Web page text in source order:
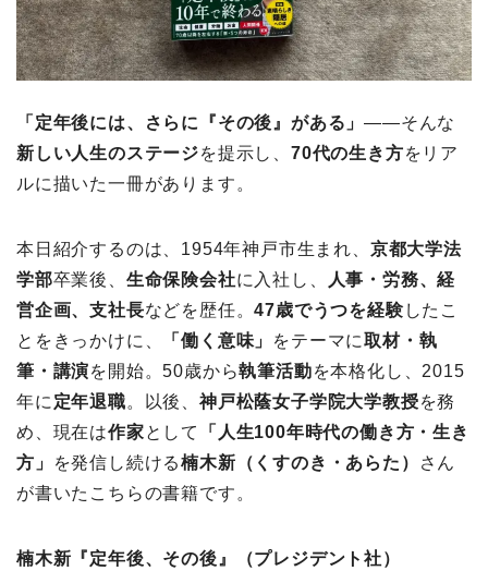
「定年後には、さらに『その後』がある」――そんな
新しい人生のステージを提示し、 70代の生き方をリア
ルに描いた一冊があります。
本日紹介するのは、1954年神戸市生まれ、 京都大学法
学部卒業後、 生命保険会社に入社し、
人事・労務、経
営企画、支社長などを歴任。47歳でうつを経験 したこ
とをきっかけに、
「働く意味」 をテーマに取材・執
筆・講演を開始。50歳から執筆活動を本格化し、2015
年に 定年退職。以後、神戸松蔭女子学院大学教授を務
め、現在は作家として
「人生100年時代の働き方・生き
方」
を発信し続ける楠木新（くすのき・あらた）
さん
が書いたこちらの書籍です。
楠木新『定年後、その後』（プレジデント社）